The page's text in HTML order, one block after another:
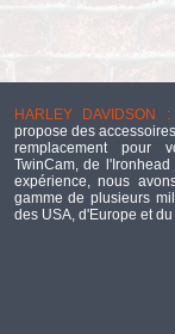
HARLEY DAVIDSON :
propose des
remplacement pour
TwinCam, de
expérience, nous
gamme de plusieurs
des USA, d'Europe et